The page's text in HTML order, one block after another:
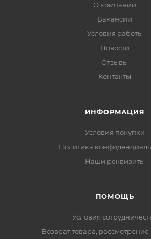
О компании
Вакансии
Условия работы
Новости
Отзывы
Контакты
ИНФОРМАЦИЯ
Условия покупки
Политика
Наши реквизиты
ПОМОЩЬ
Условия
Возврат товара,